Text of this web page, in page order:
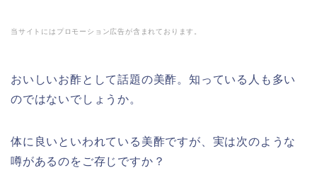
当サイトにはプロモーション広告が含まれております。
おいしいお酢として話題の美酢。知っている人も多い
のではないでしょうか。
体に良いといわれている美酢ですが、実は次のような
噂があるのをご存じですか？